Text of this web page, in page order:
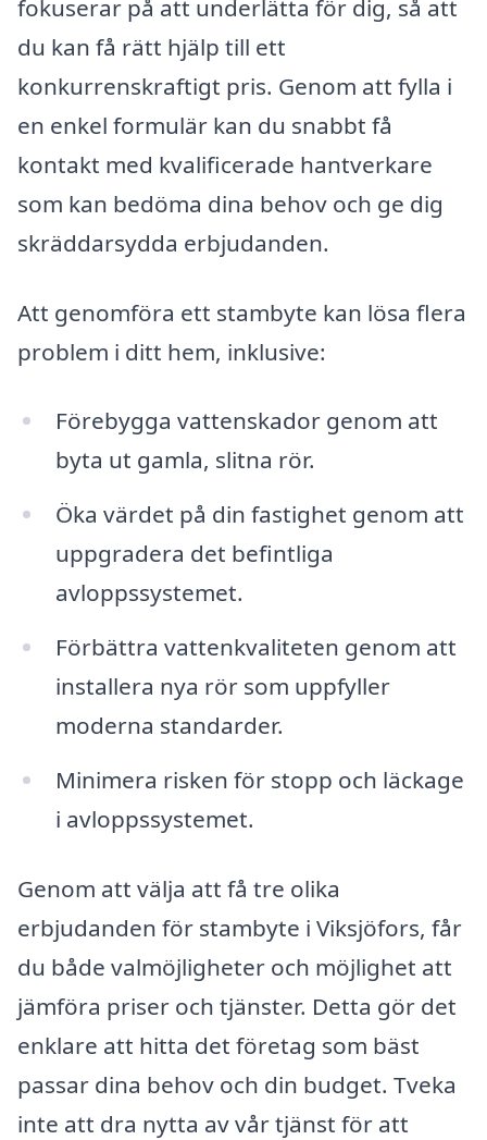
fokuserar på att underlätta för dig, så att
du kan få rätt hjälp till ett
konkurrenskraftigt pris. Genom att fylla i
en enkel formulär kan du snabbt få
kontakt med kvalificerade hantverkare
som kan bedöma dina behov och ge dig
skräddarsydda erbjudanden.
Att genomföra ett stambyte kan lösa flera
problem i ditt hem, inklusive:
Förebygga vattenskador genom att
byta ut gamla, slitna rör.
Öka värdet på din fastighet genom att
uppgradera det befintliga
avloppssystemet.
Förbättra vattenkvaliteten genom att
installera nya rör som uppfyller
moderna standarder.
Minimera risken för stopp och läckage
i avloppssystemet.
Genom att välja att få tre olika
erbjudanden för stambyte i Viksjöfors, får
du både valmöjligheter och möjlighet att
jämföra priser och tjänster. Detta gör det
enklare att hitta det företag som bäst
passar dina behov och din budget. Tveka
inte att dra nytta av vår tjänst för att